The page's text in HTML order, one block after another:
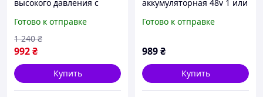
высокого давления с
Мини-мойка для машины
/ Беспроводной пистолет
Готово к отправке
992₴
1 240 ₴
Купить
аккумуляторная 48v 1 или
Готово к отправке
989₴
Купить